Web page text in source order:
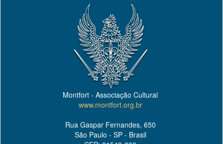
Montfort - Associação Cultural
www.montfort.org.br
Rua Gaspar Fernandes, 650
São Paulo - SP - Brasil